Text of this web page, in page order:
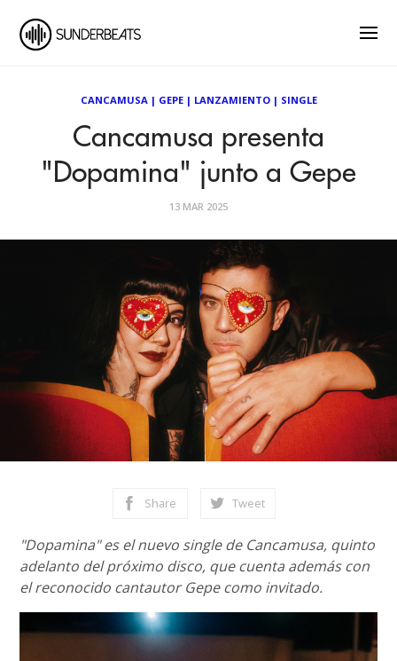
CANCAMUSA| GEPE| LANZAMIENTO| SINGLE
Cancamusa presenta
"Dopamina" junto a Gepe
13 MAR 2025
Share Tweet
"Dopamina" es el nuevo single de Cancamusa, quinto
adelanto del próximo disco, que cuenta además con
el reconocido cantautor Gepe como invitado.